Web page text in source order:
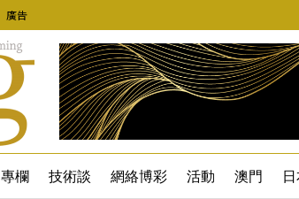
廣告
專欄 技術談 網絡博彩 活動 澳門